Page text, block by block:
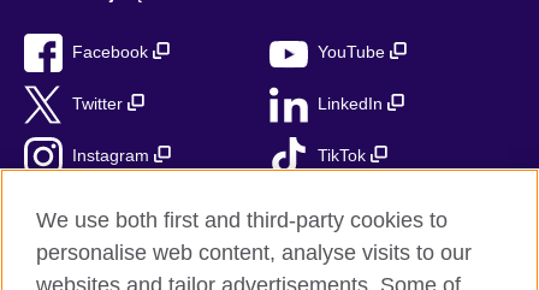
Facebook YouTube
Twitter LinkedIn
Instagram TikTok
We use both first and third-party cookies to
personalise web content, analyse visits to our
websites and tailor advertisements. Some of